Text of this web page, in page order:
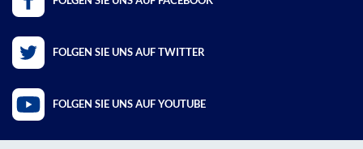
FOLGEN SIE UNS AUF TWITTER
FOLGEN SIE UNS AUF YOUTUBE